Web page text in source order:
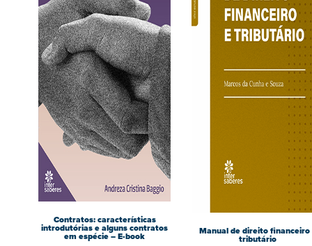
Contratos: características
introdutórias e alguns contratos
em espécie – E-book Manual de direito financeiro
tributário